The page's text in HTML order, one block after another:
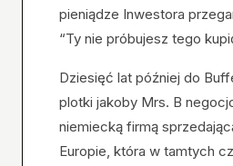
pieniądze Inwestora
“Ty nie próbujesz tego
Dziesięć lat później do
plotki jakoby Mrs. B
niemiecką firmą
Europie, która w tamtych